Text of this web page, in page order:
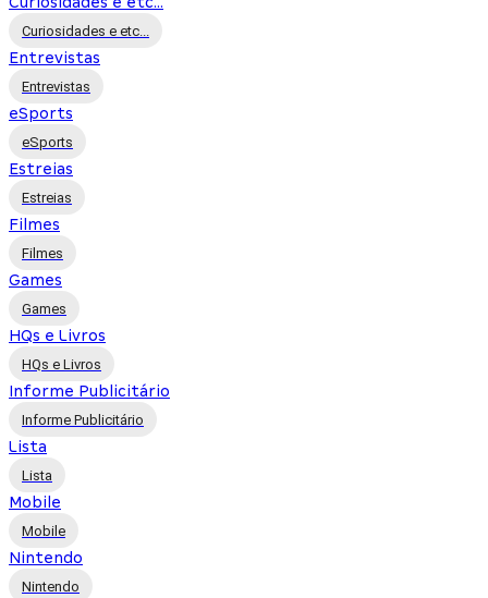
Curiosidades e etc...
Entrevistas
Entrevistas
eSports
eSports
Estreias
Estreias
Filmes
Filmes
Games
Games
HQs e Livros
HQs e Livros
Informe Publicitário
Informe Publicitário
Lista
Lista
Mobile
Mobile
Nintendo
Nintendo